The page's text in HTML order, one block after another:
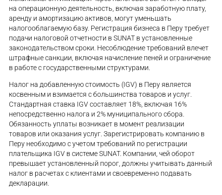
на операционную деятельность, включая заработную плату,
аренду и амортизацию активов, могут уменьшать
налогооблагаемую базу. Регистрация бизнеса в Перу требует
подачи налоговой отчетности в SUNAT в установленные
законодательством сроки. Несоблюдение требований влечет
штрафные санкции, включая начисление пеней и ограничение
в работе с государственными структурами.
Налог на добавленную стоимость (IGV) в Перу является
косвенным и взимается с большинства товаров и услуг.
Стандартная ставка IGV составляет 18%, включая 16%
непосредственно налога и 2% муниципального сбора.
Обязанность уплаты возникает в момент реализации
товаров или оказания услуг. Зарегистрировать компанию в
Перу необходимо с учетом требований по регистрации
плательщика IGV в системе SUNAT. Компании, чей оборот
превышает установленный порог, должны учитывать данный
налог в расчетах с клиентами и своевременно подавать
декларации.